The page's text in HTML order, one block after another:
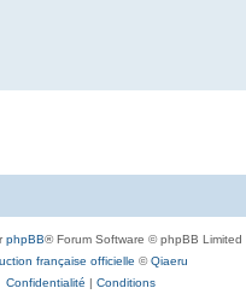
phpBB® Forum Software © phpBB Limited
française officielle ©Qiaeru
Confidentialité | Conditions